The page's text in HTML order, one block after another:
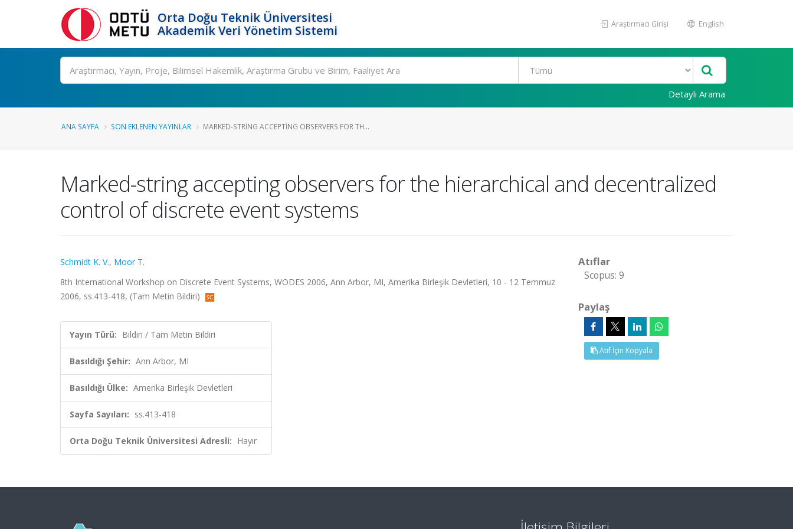
Orta Doğu Teknik Üniversitesi
Akademik Veri Yönetim Sistemi
Araştırmacı Girişi English
Ara
Detaylı Arama
ANA SAYFA SON EKLENEN YAYINLAR MARKED-STRING ACCEPTING OBSERVERS FOR TH...
Marked-string accepting observers for the hierarchical and decentralized
control of discrete event systems
Schmidt K. V., Moor T.
8th International Workshop on Discrete Event Systems, WODES 2006, Ann Arbor, MI, Amerika Birleşik Devletleri, 10 - 12 Temmuz
2006, ss.413-418, (Tam Metin Bildiri)
Yayın Türü: Bildiri / Tam Metin Bildiri
Basıldığı Şehir: Ann Arbor, MI
Basıldığı Ülke: Amerika Birleşik Devletleri
Sayfa Sayıları: ss.413-418
Orta Doğu Teknik Üniversitesi Adresli: Hayır
Atıflar
Scopus: 9
Paylaş
Atıf İçin Kopyala